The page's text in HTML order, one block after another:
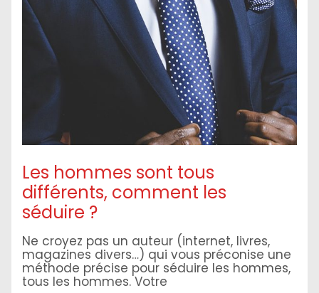
Les hommes sont tous
différents, comment les
séduire ?
Ne croyez pas un auteur (internet, livres,
magazines divers…) qui vous préconise une
méthode précise pour séduire les hommes,
tous les hommes. Votre